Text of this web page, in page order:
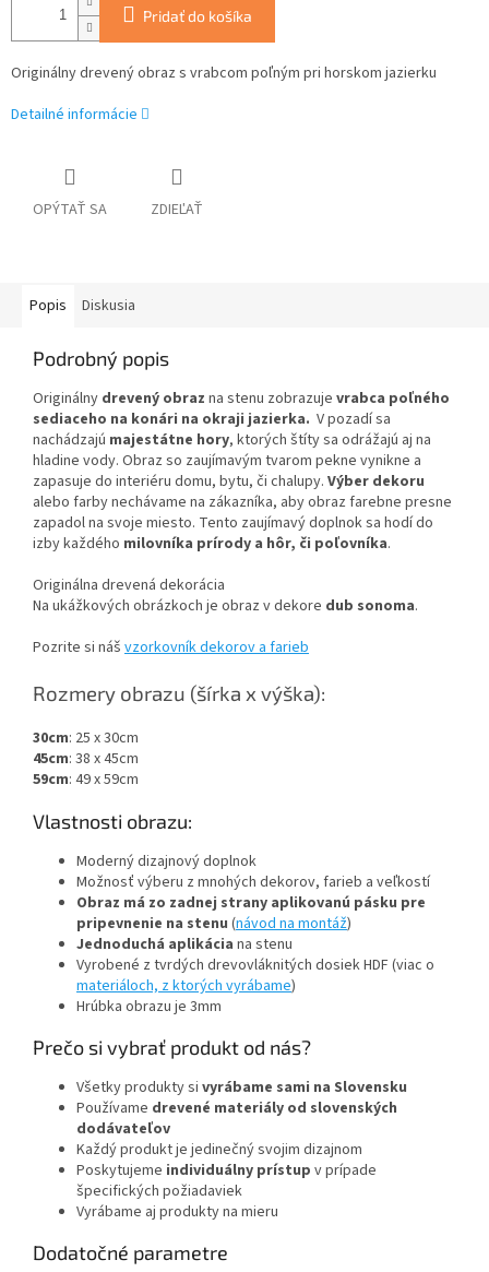
Pridať do košíka
Originálny drevený obraz s vrabcom poľným pri horskom jazierku
Detailné informácie
OPÝTAŤ SA ZDIEĽAŤ
Popis Diskusia
Podrobný popis
Originálny drevený obraz na stenu zobrazuje vrabca poľného
sediaceho na konári na okraji jazierka. V pozadí sa
nachádzajú majestátne hory, ktorých štíty sa odrážajú aj na
hladine vody. Obraz so zaujímavým tvarom pekne vynikne a
zapasuje do interiéru domu, bytu, či chalupy. Výber dekoru
alebo farby nechávame na zákazníka, aby obraz farebne presne
zapadol na svoje miesto. Tento zaujímavý doplnok sa hodí do
izby každého milovníka prírody a hôr, či poľovníka.
Originálna drevená dekorácia
Na ukážkových obrázkoch je obraz v dekore dub sonoma.
Pozrite si náš vzorkovník dekorov a farieb
Rozmery obrazu (šírka x výška):
30cm: 25 x 30cm
45cm: 38 x 45cm
59cm: 49 x 59cm
Vlastnosti obrazu:
Moderný dizajnový doplnok
Možnosť výberu z mnohých dekorov, farieb a veľkostí
Obraz má zo zadnej strany aplikovanú pásku pre
pripevnenie na stenu (návod na montáž)
Jednoduchá aplikácia na stenu
Vyrobené z tvrdých drevovláknitých dosiek HDF (viac o
materiáloch, z ktorých vyrábame)
Hrúbka obrazu je 3mm
Prečo si vybrať produkt od nás?
Všetky produkty si vyrábame sami na Slovensku
Používame drevené materiály od slovenských
dodávateľov
Každý produkt je jedinečný svojim dizajnom
Poskytujeme individuálny prístup v prípade
špecifických požiadaviek
Vyrábame aj produkty na mieru
Dodatočné parametre